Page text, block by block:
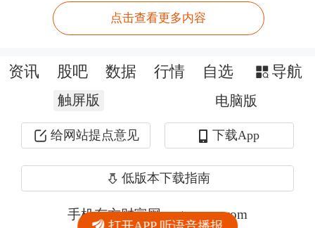
点击查看更多内容
资讯 股吧 数据 行情 自选 导航
触屏版 电脑版
给网站提点意见 下载App
低版本下载指南
手机东方财富网 eastmoney.com